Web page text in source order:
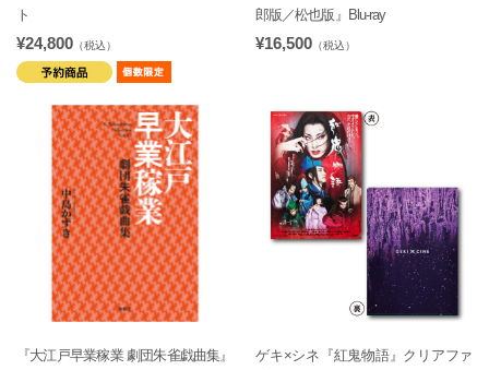
ト
¥24,800 （税込）
郎版／松也版』Blu-ray
¥16,500 （税込）
『大江戸早業稼業 劇団朱雀戯曲集』
ゲキ×シネ『紅鬼物語』クリアファ